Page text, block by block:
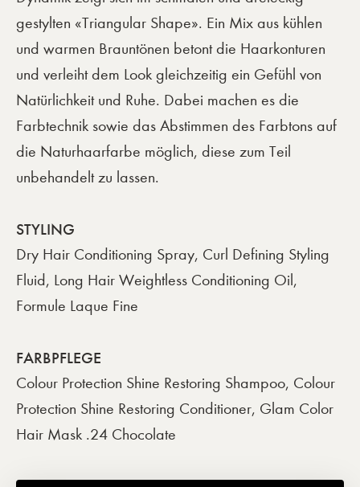
gestylten «Triangular Shape». Ein Mix aus kühlen
und warmen Brauntönen betont die Haarkonturen
und verleiht dem Look gleichzeitig ein Gefühl von
Natürlichkeit und Ruhe. Dabei machen es die
Farbtechnik sowie das Abstimmen des Farbtons auf
die Naturhaarfarbe möglich, diese zum Teil
unbehandelt zu lassen.
STYLING
Dry Hair Conditioning Spray, Curl Defining Styling
Fluid, Long Hair Weightless Conditioning Oil,
Formule Laque Fine
FARBPFLEGE
Colour Protection Shine Restoring Shampoo, Colour
Protection Shine Restoring Conditioner, Glam Color
Hair Mask .24 Chocolate